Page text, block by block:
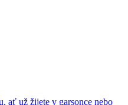
ať už žijete v garsonce nebo